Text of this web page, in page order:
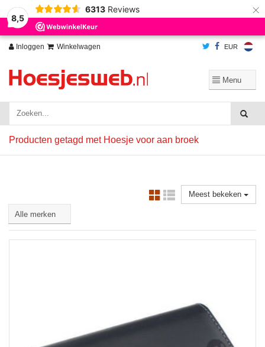
8,5
6313 Reviews ×
Inloggen Winkelwagen EUR
Producten getagd met Hoesje voor aan broek
Meest bekeken
Wij slaan cookies op om onze website te verbeteren. Is dat akkoord?
Ja
Nee